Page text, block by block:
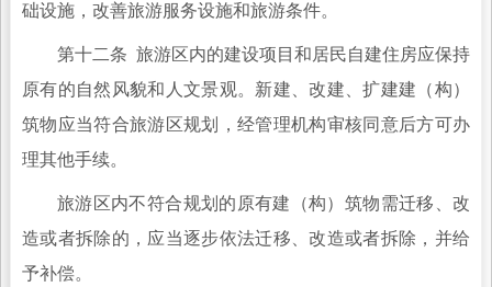
础设施，改善旅游服务设施和旅游条件。
第十二条 旅游区内的建设项目和居民自建住房应保持
原有的自然风貌和人文景观。新建、改建、扩建建（构）
筑物应当符合旅游区规划，经管理机构审核同意后方可办
理其他手续。
旅游区内不符合规划的原有建（构）筑物需迁移、改
造或者拆除的，应当逐步依法迁移、改造或者拆除，并给
予补偿。